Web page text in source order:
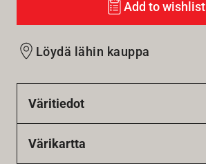
Add to wishlist
Löydä lähin kauppa
Väritiedot
Värikartta